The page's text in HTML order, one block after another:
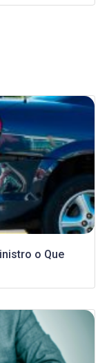
o Que